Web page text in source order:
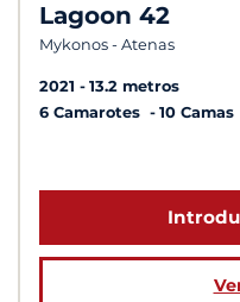
Lagoon 42
Mykonos - Atenas
2021
13.2 metros
6 Camarotes
10 Camas